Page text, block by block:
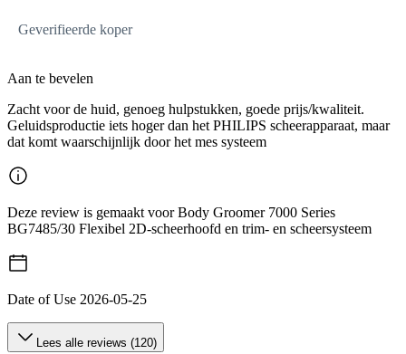
Geverifieerde koper
Aan te bevelen
Zacht voor de huid, genoeg hulpstukken, goede prijs/kwaliteit.
Geluidsproductie iets hoger dan het PHILIPS scheerapparaat, maar
dat komt waarschijnlijk door het mes systeem
Deze review is gemaakt voor Body Groomer 7000 Series
BG7485/30 Flexibel 2D-scheerhoofd en trim- en scheersysteem
Date of Use 2026-05-25
Lees alle reviews (120)